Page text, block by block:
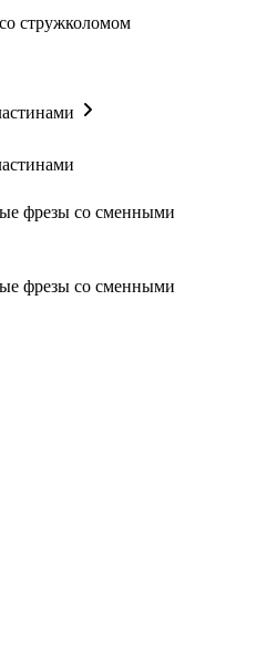
стружколомом
фрезы со сменными
фрезы со сменными